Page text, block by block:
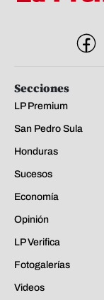
Secciones
LP Premium
San Pedro Sula
Honduras
Sucesos
Economía
Opinión
LP Verifica
Fotogalerías
Videos